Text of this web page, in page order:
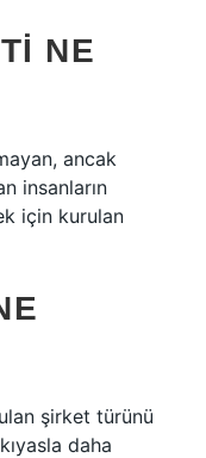
NE
ancak
insanların
için kurulan
şirket türünü
daha